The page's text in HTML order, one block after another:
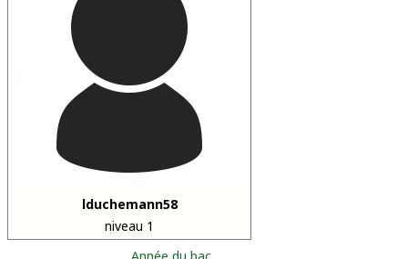
lduchemann58
niveau 1